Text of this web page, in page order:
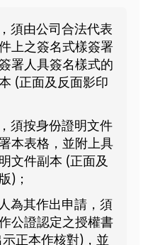
須由公司合法代表
上之簽名式樣簽署
署人具簽名樣式的
(正面及反面影印
須按身份證明文件
本表格，並附上具
文件副本 (正面及
)；
為其作出申請，須
公證認定之授權書
正本作核對)，並